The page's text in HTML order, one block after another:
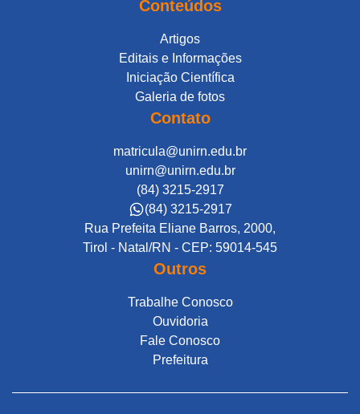
Conteúdos
Artigos
Editais e Informações
Iniciação Científica
Galeria de fotos
Contato
matricula@unirn.edu.br
unirn@unirn.edu.br
(84) 3215-2917
(84) 3215-2917
Rua Prefeita Eliane Barros, 2000,
Tirol - Natal/RN - CEP: 59014-545
Outros
Trabalhe Conosco
Ouvidoria
Fale Conosco
Prefeitura